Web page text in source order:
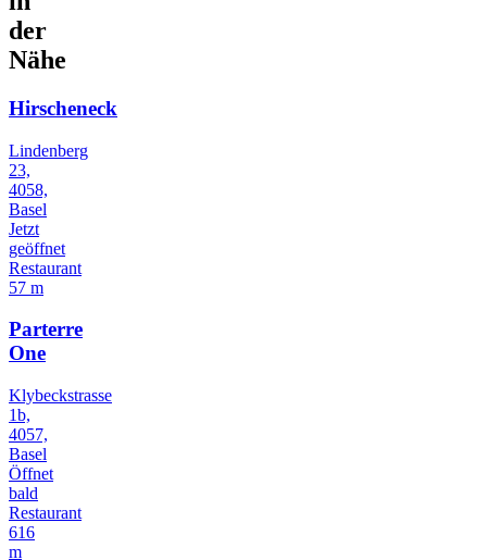
der
Nähe
Hirscheneck
Lindenberg
23,
4058,
Basel
Jetzt
geöffnet
Restaurant
57 m
Parterre
One
Klybeckstrasse
1b,
4057,
Basel
Öffnet
bald
Restaurant
616
m